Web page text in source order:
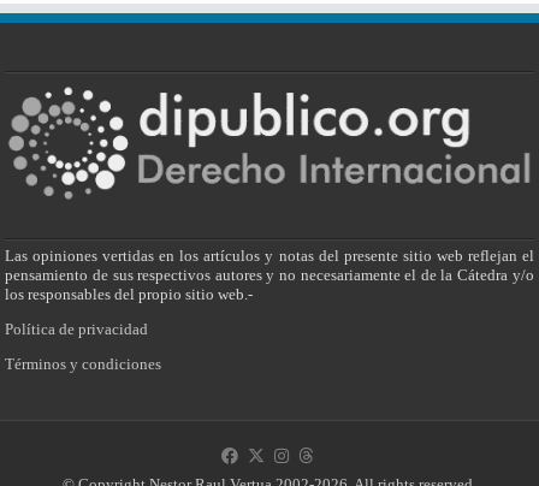
Las opiniones vertidas en los artículos y notas del presente sitio web reflejan el
pensamiento de sus respectivos autores y no necesariamente el de la Cátedra y/o
los responsables del propio sitio web.-
Política de privacidad
Términos y condiciones